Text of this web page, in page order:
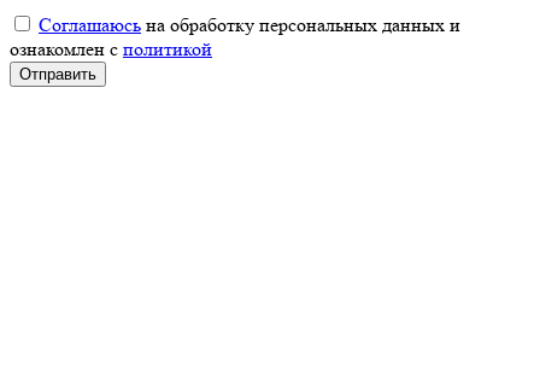
Соглашаюсь на обработку персональных данных и
ознакомлен с политикой